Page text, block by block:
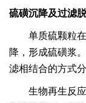
硫磺沉降及过滤
单质硫颗粒
降，形成硫磺浆。
滤相结合的方式
生物再生反